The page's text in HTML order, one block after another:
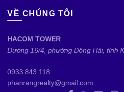
VỀ CHÚNG TÔI
HACOM TOWER
Đường 16/4, phường Đông Hải, tỉnh
0933.843.118
phanrangrealty@gmail.com